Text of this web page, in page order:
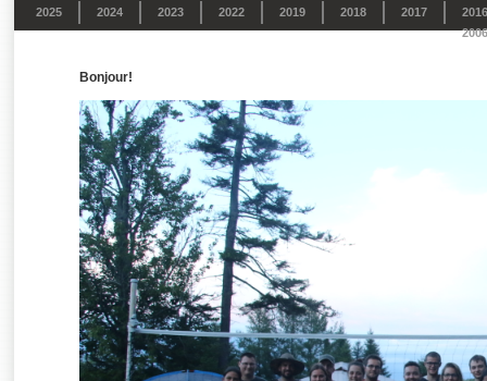
2025 2024 2023 2022 2019 2018 2017
2016
2006
Bonjour!